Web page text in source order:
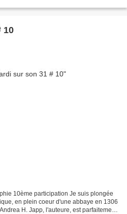
10
10ème participation Je suis plongée
en plein coeur d'une abbaye en 1306
H. Japp, l'auteure, est parfaitement